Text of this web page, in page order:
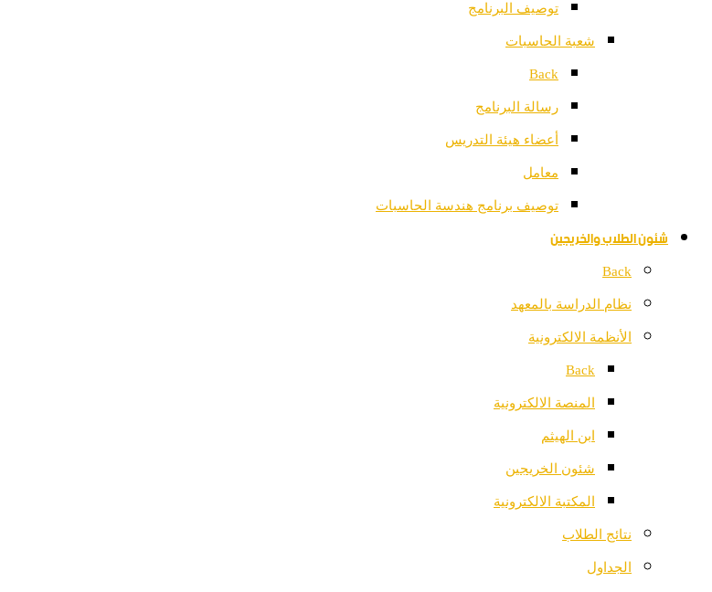
توصيف البرنامج
شعبة الحاسبات
Back
رسالة البرنامج
أعضاء هيئة التدريس
معامل
توصيف برنامج هندسة الحاسبات
شئون الطلاب والخريجين
Back
نظام الدراسة بالمعهد
الأنظمة الالكترونية
Back
المنصة الالكترونية
ابن الهيثم
شئون الخريجين
المكتبة الالكترونية
نتائج الطلاب
الجداول